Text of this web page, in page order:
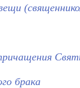
брака